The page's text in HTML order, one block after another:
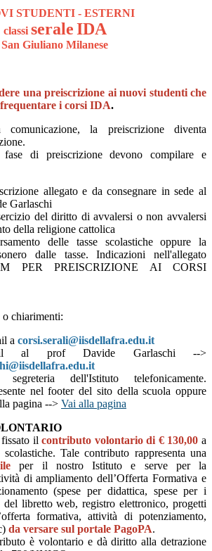
STUDENTI - ESTERNI
classi seraleIDA
San Giuliano Milanese
una preiscrizione ai nuovi studenti che
i corsi IDA.
la preiscrizione diventa
di preiscrizione devono compilare e
allegato e da consegnare in sede al
Garlaschi
del diritto di avvalersi o non avvalersi
della religione cattolica
delle tasse scolastiche oppure la
dalle tasse. Indicazioni nell'allegato
PER PREISCRIZIONE AI CORSI
o chiarimenti:
a corsi.serali@iisdellafra.edu.it
al prof Davide Garlaschi -->
dell'Istituto telefonicamente.
nel footer del sito della scuola oppure
pagina --> Vai alla pagina
fissato ilcontributo volontario di € 130,00 a
Tale contributo rappresenta una
per il nostro Istituto e serve per la
di ampliamento dell’Offerta Formativa e
(spese per didattica, spese per i
del libretto web, registro elettronico, progetti
formativa, attività di potenziamento,
da versare sul portale PagoPA.
è volontario e dà diritto alla detrazione